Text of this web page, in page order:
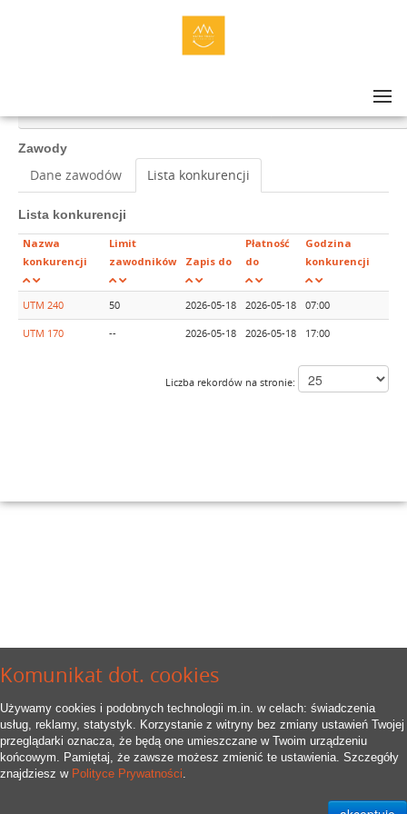
Komunikat dot. cookies
Używamy cookies i podobnych technologii m.in. w celach: świadczenia
usług, reklamy, statystyk. Korzystanie z witryny bez zmiany ustawień Twojej
przeglądarki oznacza, że będą one umieszczane w Twoim urządzeniu
końcowym. Pamiętaj, że zawsze możesz zmienić te ustawienia. Szczegóły
znajdziesz w Polityce Prywatności.
Zawody
Dane zawodów Lista konkurencji
Lista konkurencji
Nazwa
konkurencji
Limit
zawodników
Zapis do
Płatność
do
Godzina
konkurencji
UTM 240 50 2026-05-18 2026-05-18 07:00
UTM 170 -- 2026-05-18 2026-05-18 17:00
Liczba rekordów na stronie: